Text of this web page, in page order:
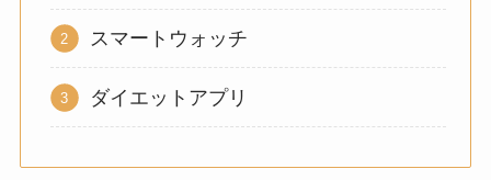
スマートウォッチ
ダイエットアプリ